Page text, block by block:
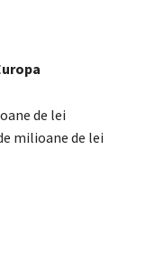
de lei
milioane de lei